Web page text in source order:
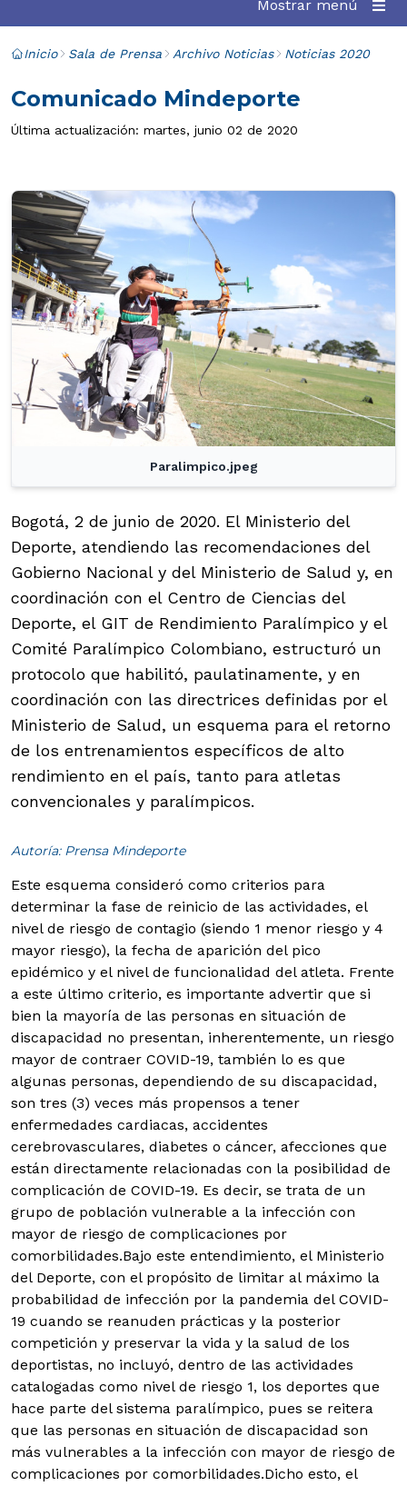
Mostrar menú
Inicio Sala de Prensa Archivo Noticias Noticias 2020
Comunicado Mindeporte
Última actualización: martes, junio 02 de 2020
Paralimpico.jpeg
Bogotá, 2 de junio de 2020. El Ministerio del
Deporte, atendiendo las recomendaciones del
Gobierno Nacional y del Ministerio de Salud y, en
coordinación con el Centro de Ciencias del
Deporte, el GIT de Rendimiento Paralímpico y el
Comité Paralímpico Colombiano, estructuró un
protocolo que habilitó, paulatinamente, y en
coordinación con las directrices definidas por el
Ministerio de Salud, un esquema para el retorno
de los entrenamientos específicos de alto
rendimiento en el país, tanto para atletas
convencionales y paralímpicos.
Autoría: Prensa Mindeporte
Este esquema consideró como criterios para
determinar la fase de reinicio de las actividades, el
nivel de riesgo de contagio (siendo 1 menor riesgo y 4
mayor riesgo), la fecha de aparición del pico
epidémico y el nivel de funcionalidad del atleta. Frente
a este último criterio, es importante advertir que si
bien la mayoría de las personas en situación de
discapacidad no presentan, inherentemente, un riesgo
mayor de contraer COVID-19, también lo es que
algunas personas, dependiendo de su discapacidad,
son tres (3) veces más propensos a tener
enfermedades cardiacas, accidentes
cerebrovasculares, diabetes o cáncer, afecciones que
están directamente relacionadas con la posibilidad de
complicación de COVID-19. Es decir, se trata de un
grupo de población vulnerable a la infección con
mayor de riesgo de complicaciones por
comorbilidades.Bajo este entendimiento, el Ministerio
del Deporte, con el propósito de limitar al máximo la
probabilidad de infección por la pandemia del COVID-
19 cuando se reanuden prácticas y la posterior
competición y preservar la vida y la salud de los
deportistas, no incluyó, dentro de las actividades
catalogadas como nivel de riesgo 1, los deportes que
hace parte del sistema paralímpico, pues se reitera
que las personas en situación de discapacidad son
más vulnerables a la infección con mayor de riesgo de
complicaciones por comorbilidades.Dicho esto, el